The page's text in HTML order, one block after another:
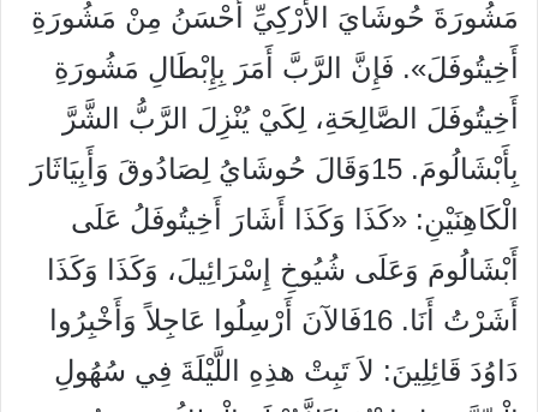
مَشُورَةَ حُوشَايَ الأَرْكِيِّ أَحْسَنُ مِنْ مَشُورَةِ
أَخِيتُوفَلَ». فَإِنَّ الرَّبَّ أَمَرَ بِإِبْطَالِ مَشُورَةِ
أَخِيتُوفَلَ الصَّالِحَةِ، لِكَيْ يُنْزِلَ الرَّبُّ الشَّرَّ
بِأَبْشَالُومَ. 15وَقَالَ حُوشَايُ لِصَادُوقَ وَأَبِيَاثَارَ
الْكَاهِنَيْنِ: «كَذَا وَكَذَا أَشَارَ أَخِيتُوفَلُ عَلَى
أَبْشَالُومَ وَعَلَى شُيُوخِ إِسْرَائِيلَ، وَكَذَا وَكَذَا
أَشَرْتُ أَنَا. 16فَالآنَ أَرْسِلُوا عَاجِلاً وَأَخْبِرُوا
دَاوُدَ قَائِلِينَ: لاَ تَبِتْ هذِهِ اللَّيْلَةَ فِي سُهُولِ